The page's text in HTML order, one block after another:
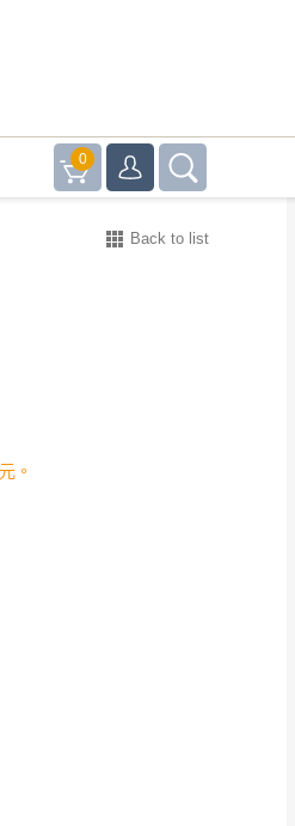
0
Back to list
。